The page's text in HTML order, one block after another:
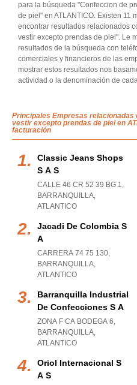
para la búsqueda "Confeccion de
de piel" en ATLANTICO. Existen 11
encontrar resultados relacionados
vestir excepto prendas de piel". Le
resultados de la búsqueda con
comerciales y financieros de las
mostrar estos resultados nos
actividad o la denominación de
Principales Empresas relacionadas
vestir excepto prendas de piel en
facturación
Classic Jeans Shops
S A S
CALLE 46 CR 52 39 BG 1,
BARRANQUILLA,
ATLANTICO
Jacadi De Colombia S
A
CARRERA 74 75 130,
BARRANQUILLA,
ATLANTICO
Barranquilla Industrial
De Confecciones S A
ZONA F CA BODEGA 6,
BARRANQUILLA,
ATLANTICO
Oriol Internacional S
A S